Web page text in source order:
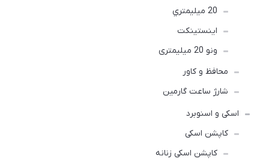
20 ميليمتري
اينستينكت
ونو 20 میلیمتری
محافظ و کاور
شارژ ساعت گارمین
اسکی و اسنوبرد
کاپشن اسکی
کاپشن اسکی زنانه